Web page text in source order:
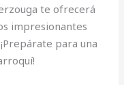
te ofrecerá
impresionantes
para una